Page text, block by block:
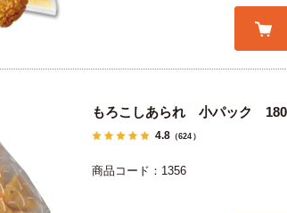
もろこしあられ 小パック
4.8（624）
商品コード：1356